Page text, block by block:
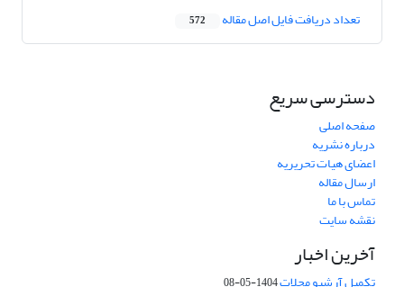
تعداد دریافت فایل اصل مقاله 572
دسترسی سریع
صفحه اصلی
درباره نشریه
اعضای هیات تحریریه
ارسال مقاله
تماس با ما
نقشه سایت
آخرین اخبار